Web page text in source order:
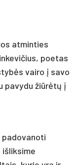
atminties
poetas
vairo į savo
pavydu žiūrėtų į
padovanoti